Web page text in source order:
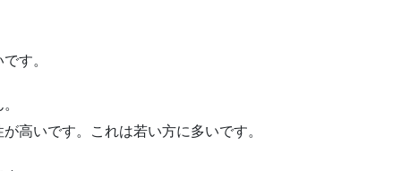
す。
高いです。これは若い方に多いです。